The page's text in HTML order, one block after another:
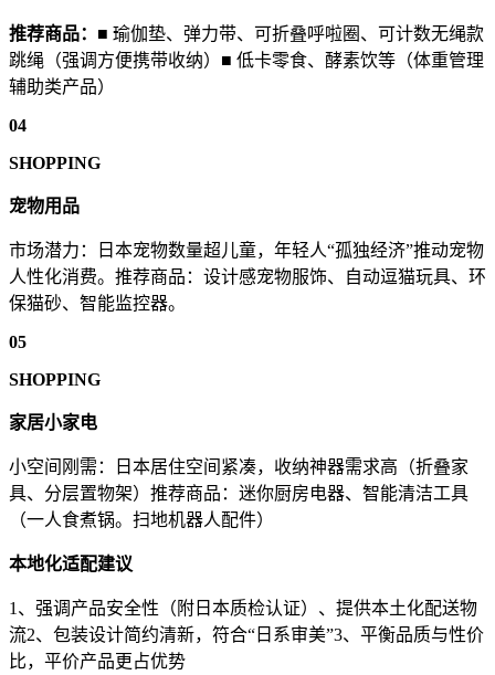
推荐商品： ■ 瑜伽垫、弹力带、可折叠呼啦圈、可计数无绳款
跳绳（强调方便携带收纳）■ 低卡零食、酵素饮等（体重管理
辅助类产品）
04
SHOPPING
宠物用品
市场潜力：日本宠物数量超儿童，年轻人“孤独经济”推动宠物
人性化消费。推荐商品：设计感宠物服饰、自动逗猫玩具、环
保猫砂、智能监控器。
05
SHOPPING
家居小家电
小空间刚需：日本居住空间紧凑，收纳神器需求高（折叠家
具、分层置物架）推荐商品：迷你厨房电器、智能清洁工具
（一人食煮锅。扫地机器人配件）
本地化适配建议
1、强调产品安全性（附日本质检认证）、提供本土化配送物
流2、包装设计简约清新，符合“日系审美”3、平衡品质与性价
比，平价产品更占优势